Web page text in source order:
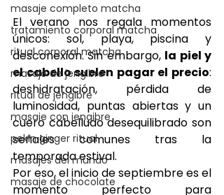
masaje completo matcha
tratamiento corporal matcha
ritual corporal matcha
masaje de jengibre
ritual de jengibre
masaje con jengibre
pekin ginger ritual
masajes del mundo
masaje de chocolate
El verano nos regala momentos
únicos: sol, playa, piscina y
desconexión. Sin embargo, la piel y
el cabello suelen pagar el precio:
deshidratación, pérdida de
luminosidad, puntas abiertas y un
cuero cabelludo desequilibrado son
señales comunes tras la
temporada estival.
Por eso, el inicio de septiembre es el